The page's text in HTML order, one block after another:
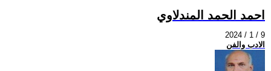
احمد الحمد المندلاوي
2024 / 1 / 9
الادب والفن